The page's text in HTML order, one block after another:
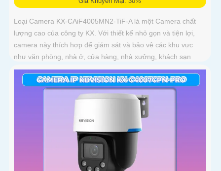
Loại Camera KX-CAiF4005MN2-TiF-A là một Camera chất
lượng cao của công ty KX. Với thiết kế nhỏ gọn và tiện lợi,
camera này thích hợp để giám sát và bảo vệ các khu vực
như văn phòng, nhà ở, cửa hàng, nhà xưởng, khách sạn